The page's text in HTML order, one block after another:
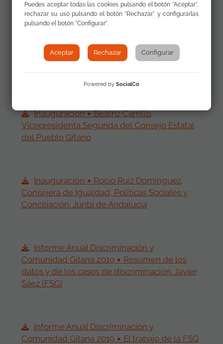
Subdirectora General de Igualdad de Trato y
Diversidad. Ministerio de la Presidencia,
Relaciones con las Cortes e Igualdad
Inauguración ▪ Beatriz Carrillo,
Vicepresidenta Segunda del Consejo Estatal
del Pueblo Gitano
Inauguración ▪ Rocío Ruíz Domínguez,
Consejera de Igualdad, Políticas Sociales y
Conciliación. Junta de Andalucía
Informe Anual Discriminación y
Comunidad Gitana 2019 ▪ Resumen de los
datos y de los casos de discriminación. Javier
Sáez (FSG)
Informe Anual Discriminación y
Comunidad Gitana 2019 ▪ El trabajo de la FSG
Puedes aceptar todas las cookies pulsando el botón "Aceptar",
rechazar su uso pulsando el botón "Rechazar" y configurarlas
pulsando el botón "Configurar".
Aceptar Rechazar Configurar
Powered by SocialCo